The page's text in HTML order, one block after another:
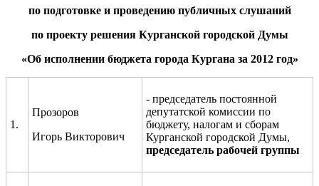
по подготовке и проведению публичных слушаний
по проекту решения Курганской городской Думы
«Об исполнении бюджета города Кургана за 2012год»
1.
Прозоров
Игорь Викторович
- председатель постоянной
депутатской комиссии по
бюджету, налогам и сборам
Курганской городской Думы,
председатель рабочей группы